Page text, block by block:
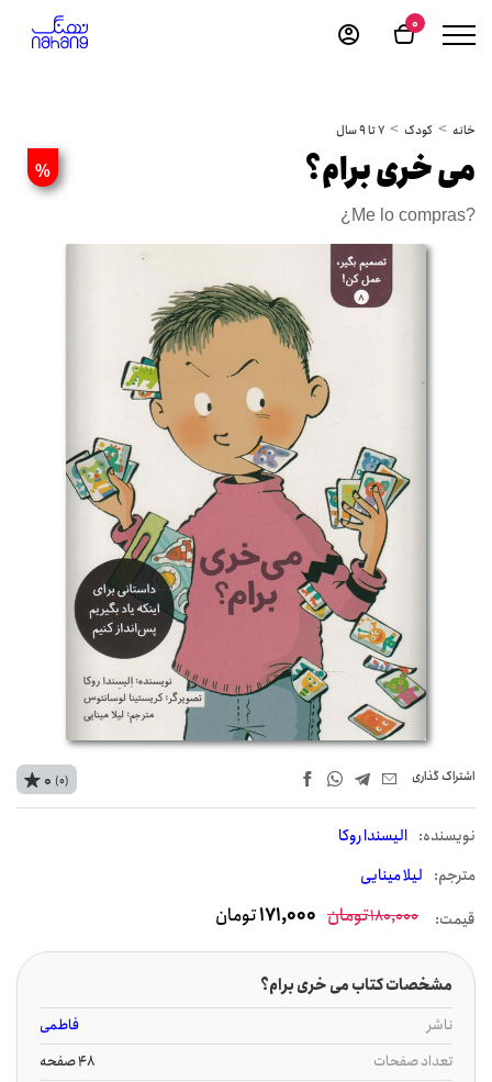
0
خانه کودک 7 تا 9 سال
% می خری برام؟
¿Me lo compras?
اشتراک‌ گذاری
نويسنده: الیسندا روکا
مترجم: لیلا مینایی
0 (0)
قیمت: 180,000تومان 171,000تومان
مشخصات کتاب می خری برام؟
ناشر
فاطمی
تعداد صفحات
48 صفحه